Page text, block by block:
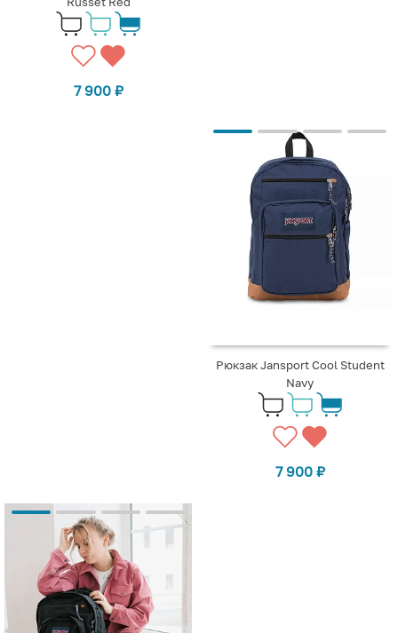
7 900 ₽
Рюкзак Jansport Cool Student
Navy
7 900 ₽